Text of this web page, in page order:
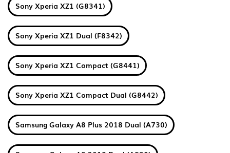
Sony Xperia XZ1 (G8341)
Sony Xperia XZ1 Dual (F8342)
Sony Xperia XZ1 Compact (G8441)
Sony Xperia XZ1 Compact Dual (G8442)
Samsung Galaxy A8 Plus 2018 Dual (A730)